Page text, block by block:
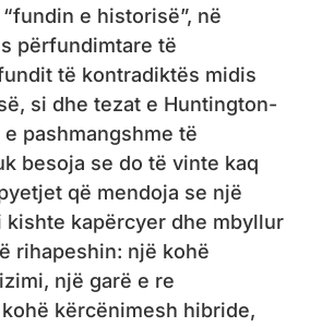
e historisë”, në
përfundimtare të
të kontradiktës midis
si dhe tezat e Huntington-
pashmangshme të
besoja se do të vinte kaq
që mendoja se një
kapërcyer dhe mbyllur
rihapeshin: një kohë
një garë e re
kërcënimesh hibride,